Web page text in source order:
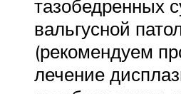
тазобедренных
вальгусной
(рекомендуем
лечение